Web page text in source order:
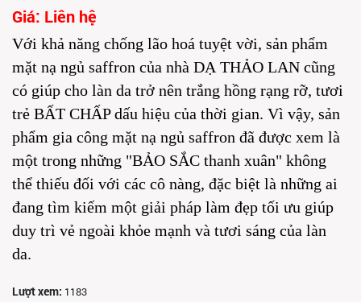
Giá: Liên hệ
Với khả năng chống lão hoá tuyệt vời, sản phẩm
mặt nạ ngủ saffron của nhà DẠ THẢO LAN cũng
có giúp cho làn da trở nên trắng hồng rạng rỡ, tươi
trẻ BẤT CHẤP dấu hiệu của thời gian. Vì vậy, sản
phẩm gia công mặt nạ ngủ saffron đã được xem là
một trong những "BẢO SẮC thanh xuân" không
thể thiếu đối với các cô nàng, đặc biệt là những ai
đang tìm kiếm một giải pháp làm đẹp tối ưu giúp
duy trì vẻ ngoài khỏe mạnh và tươi sáng của làn
da.
Lượt xem: 1183